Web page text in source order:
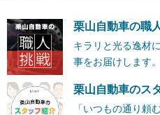
栗山自動車の職
キラリと光る逸材
事をお届けします。
栗山自動車のス
「いつもの通り頼